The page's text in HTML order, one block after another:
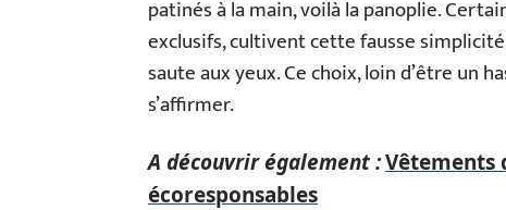
patinés à la main, voilà la panoplie.
exclusifs, cultivent cette fausse
saute aux yeux. Ce choix, loin d’être un
s’affirmer.
A découvrir également :Vêtements
écoresponsables